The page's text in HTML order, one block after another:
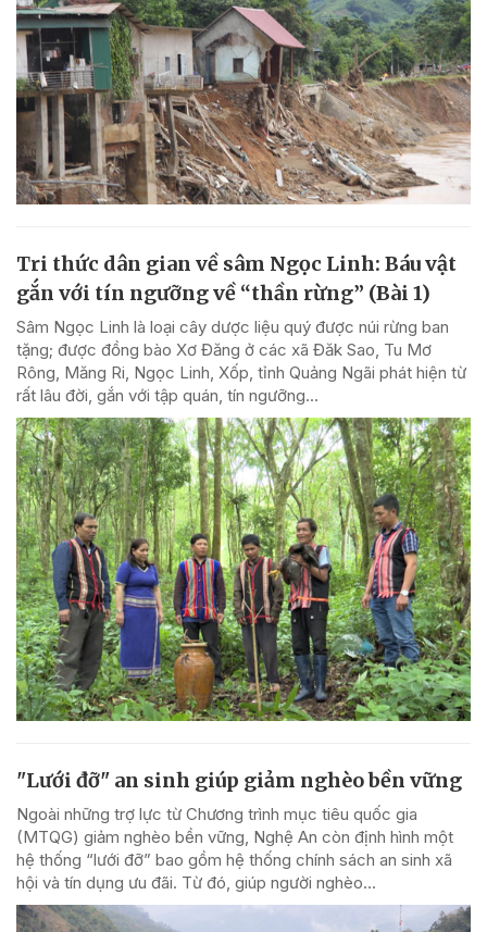
Tri thức dân gian về sâm Ngọc Linh: Báu vật
gắn với tín ngưỡng về “thần rừng” (Bài 1)
Sâm Ngọc Linh là loại cây dược liệu quý được núi rừng ban
tặng; được đồng bào Xơ Đăng ở các xã Đăk Sao, Tu Mơ
Rông, Măng Ri, Ngọc Linh, Xốp, tỉnh Quảng Ngãi phát hiện từ
rất lâu đời, gắn với tập quán, tín ngưỡng...
"Lưới đỡ" an sinh giúp giảm nghèo bền vững
Ngoài những trợ lực từ Chương trình mục tiêu quốc gia
(MTQG) giảm nghèo bền vững, Nghệ An còn định hình một
hệ thống “lưới đỡ” bao gồm hệ thống chính sách an sinh xã
hội và tín dụng ưu đãi. Từ đó, giúp người nghèo...